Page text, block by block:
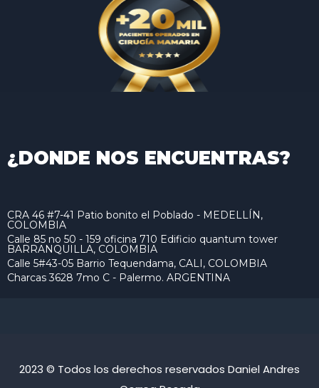
¿DONDE NOS ENCUENTRAS?
CRA 46 #7-41 Patio bonito el Poblado - MEDELLÍN,
COLOMBIA
Calle 85 no 50 - 159 oficina 710 Edificio quantum tower
BARRANQUILLA, COLOMBIA
Calle 5#43-05 Barrio Tequendama, CALI, COLOMBIA
Charcas 3628 7mo C - Palermo. ARGENTINA
2023 © Todos los derechos reservados Daniel Andres